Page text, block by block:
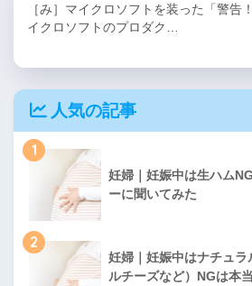
［み］マイクロソフトを装った「警告
イクロソフトのプロダク…
人気の記事
1
妊婦｜妊娠中は生ハム
ーに聞いてみた
2
妊婦｜妊娠中はナチュ
ルチーズなど）NGは本